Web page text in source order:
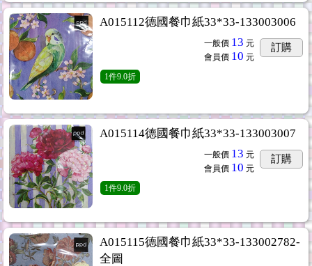
A015112德國餐巾紙33*33-133003006
一般價 13 元
會員價 10 元
訂購
1件9.0折
A015114德國餐巾紙33*33-133003007
一般價 13 元
會員價 10 元
訂購
1件9.0折
A015115德國餐巾紙33*33-133002782-
全圖